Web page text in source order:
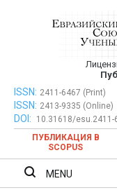
Евразийский Союз
ISSN: 2411-6467 (Print)
ISSN: 2413-9335 (Online)
DOI:
10.31618/esu.2411-
ПУБЛИКАЦИЯ В
SCOPUS
MENU